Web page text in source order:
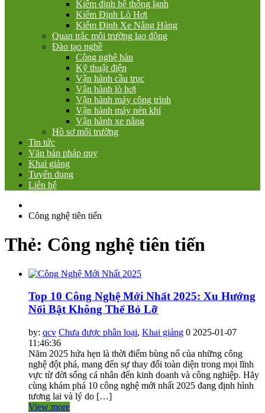
Kiểm định hệ thống lạnh
Kiểm Định Lò Hơi
Kiểm Định Xe Nâng Hàng
Quan trắc môi trường lao động
Đào tạo nghề
Công nghệ hàn
Kỹ thuật điện
Vận hành cầu trục
Vận hành lò hơi
Vận hành máy công trình
Vận hành máy nén khí
Vận hành xe nâng
Hồ sơ môi trường
Tin tức
Văn bản pháp quy
Khai giảng
Tuyển dụng
Liên hệ
Công nghệ tiên tiến
Thẻ: Công nghệ tiên tiến
Top 10 Công Nghệ Mới Nhất 2025: Xu Hướng
Nổi Bật Không Thể Bỏ Lỡ
by: qcv Chưa được phân loại, Khai giảng 0 2025-01-07
11:46:36
Năm 2025 hứa hẹn là thời điểm bùng nổ của những công
nghệ đột phá, mang đến sự thay đổi toàn diện trong mọi lĩnh
vực từ đời sống cá nhân đến kinh doanh và công nghiệp. Hãy
cùng khám phá 10 công nghệ mới nhất 2025 đang định hình
tương lai và lý do […]
View more